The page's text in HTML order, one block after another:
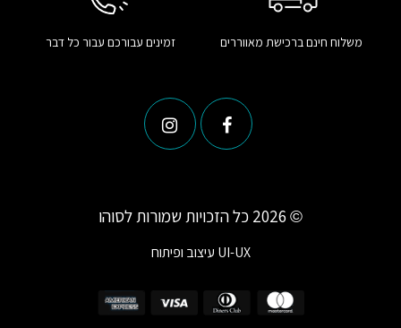
משלוח חינם ברכישת מאווררים זמינים עבורכם עבור כל דבר
© 2026 כל הזכויות שמורות לסוהו
UI-UX עיצוב ופיתוח